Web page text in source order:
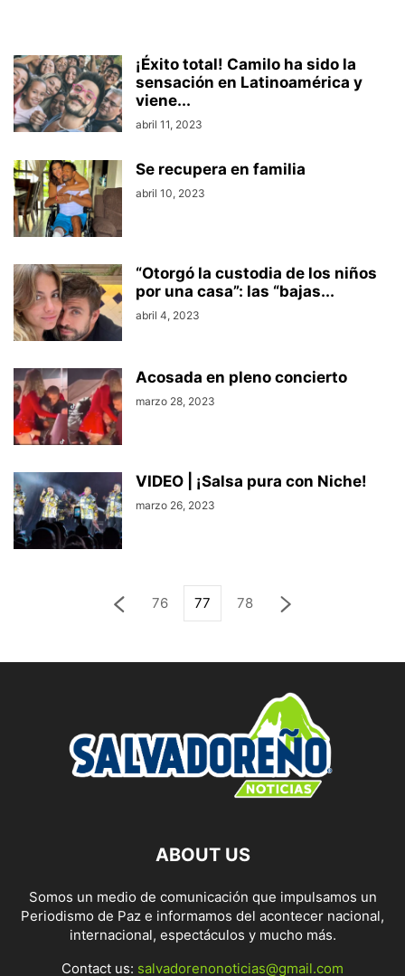
¡Éxito total! Camilo ha sido la
sensación en Latinoamérica y
viene...
abril 11, 2023
Se recupera en familia
abril 10, 2023
“Otorgó la custodia de los niños
por una casa”: las “bajas...
abril 4, 2023
Acosada en pleno concierto
marzo 28, 2023
VIDEO | ¡Salsa pura con Niche!
marzo 26, 2023
76 77 78
ABOUT US
Somos un medio de comunicación que impulsamos un
Periodismo de Paz e informamos del acontecer nacional,
internacional, espectáculos y mucho más.
Contact us: salvadorenonoticias@gmail.com